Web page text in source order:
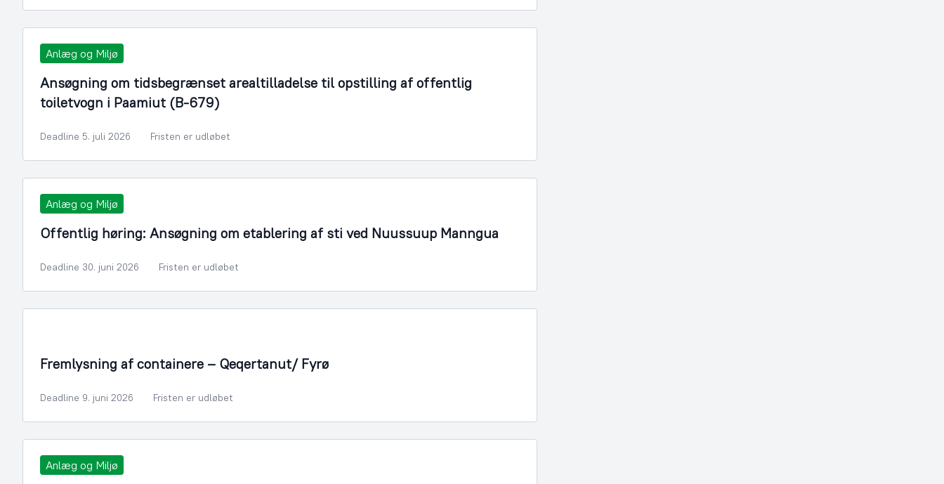
Anlæg og Miljø
Ansøgning om tidsbegrænset arealtilladelse til opstilling af offentlig
toiletvogn i Paamiut (B-679)
Deadline 5. juli 2026 Fristen er udløbet
Anlæg og Miljø
Offentlig høring: Ansøgning om etablering af sti ved Nuussuup Manngua
Deadline 30. juni 2026 Fristen er udløbet
Fremlysning af containere – Qeqertanut/ Fyrø
Deadline 9. juni 2026 Fristen er udløbet
Anlæg og Miljø